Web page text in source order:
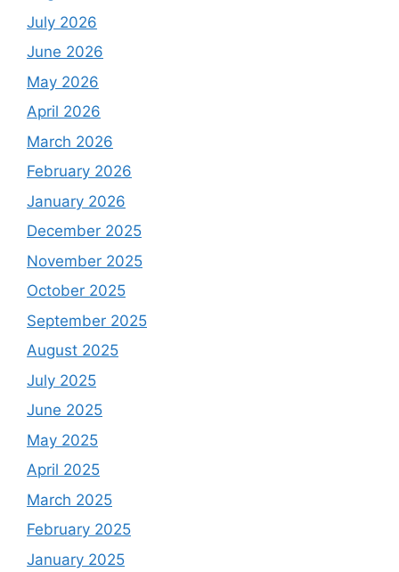
July 2026
June 2026
May 2026
April 2026
March 2026
February 2026
January 2026
December 2025
November 2025
October 2025
September 2025
August 2025
July 2025
June 2025
May 2025
April 2025
March 2025
February 2025
January 2025